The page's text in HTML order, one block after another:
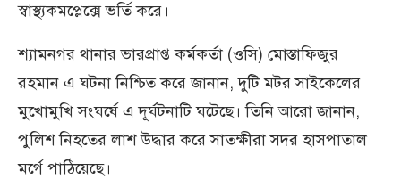
স্বাস্থ্যকমপ্লেক্সে ভর্তি করে।
শ্যামনগর থানার ভারপ্রাপ্ত কর্মকর্তা (ওসি) মোস্তাফিজুর
রহমান এ ঘটনা নিশ্চিত করে জানান, দুটি মটর সাইকেলের
মুখোমুখি সংঘর্ষে এ দূর্ঘটনাটি ঘটেছে। তিনি আরো জানান,
পুলিশ নিহতের লাশ উদ্ধার করে সাতক্ষীরা সদর হাসপাতাল
মর্গে পাঠিয়েছে।